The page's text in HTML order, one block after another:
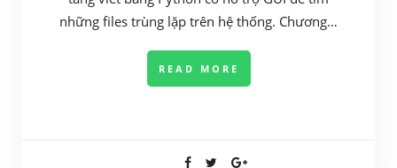
những files trùng lặp trên hệ thống. Chương…
READ MORE